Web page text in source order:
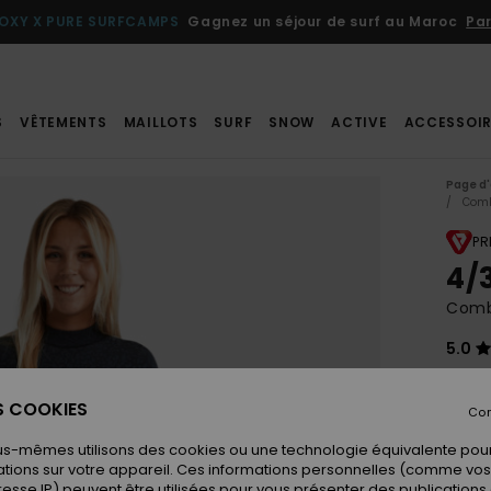
X PURE SURFCAMPS Gagnez un séjour de surf au Maroc
VÊTEMENTS MAILLOTS SURF SNOW ACTIVE
Page
4/
5.0
COOKIES
mêmes utilisons des cookies ou une technologie équivalente
sur votre appareil. Ces informations personnelles (comme